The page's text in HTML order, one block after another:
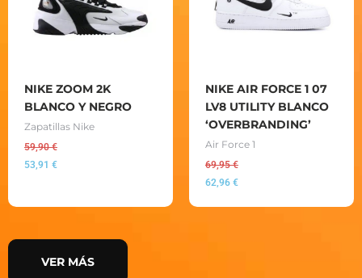
NIKE ZOOM 2K
BLANCO Y NEGRO
Zapatillas Nike
59,90€
53,91 €
NIKE AIR FORCE 1 07
LV8 UTILITY BLANCO
‘OVERBRANDING’
Air Force 1
69,95€
62,96 €
VER MÁS